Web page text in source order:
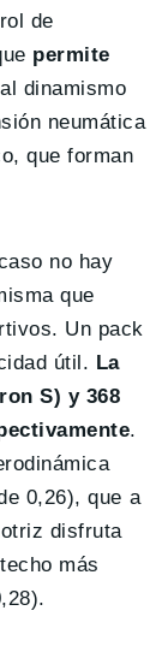
de
permite
dinamismo
neumática
que forman
no hay
que
Un pack
útil. La
S) y 368
.
0,26), que a
disfruta
más